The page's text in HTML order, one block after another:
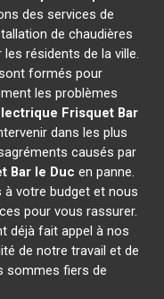
des services de
de chaudières
les résidents de la ville.
formés pour
les problèmes
Frisquet Bar
dans les plus
causés par
Bar le Duc en panne.
votre budget et nous
pour vous rassurer.
déjà fait appel à nos
de notre travail et de
sommes fiers de